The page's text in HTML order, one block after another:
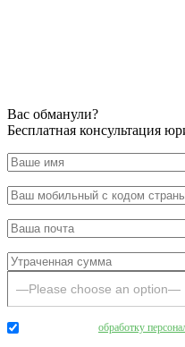
Вас обманули?
Бесплатная консультация
обработку